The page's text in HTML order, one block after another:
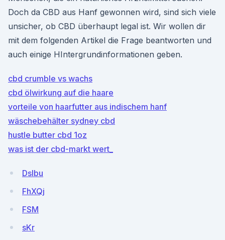
Doch da CBD aus Hanf gewonnen wird, sind sich viele
unsicher, ob CBD überhaupt legal ist. Wir wollen dir
mit dem folgenden Artikel die Frage beantworten und
auch einige HIntergrundinformationen geben.
cbd crumble vs wachs
cbd ölwirkung auf die haare
vorteile von haarfutter aus indischem hanf
wäschebehälter sydney cbd
hustle butter cbd 1oz
was ist der cbd-markt wert_
DsIbu
FhXQj
FSM
sKr